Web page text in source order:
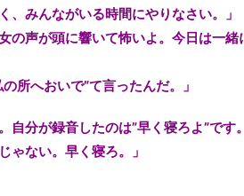
、みんながいる時間にやりなさい。」
の声が頭に響いて怖いよ。今日は一緒
所へおいで”て言ったんだ。」
自分が録音したのは”早く寝ろよ”です。
ゃない。早く寝ろ。」